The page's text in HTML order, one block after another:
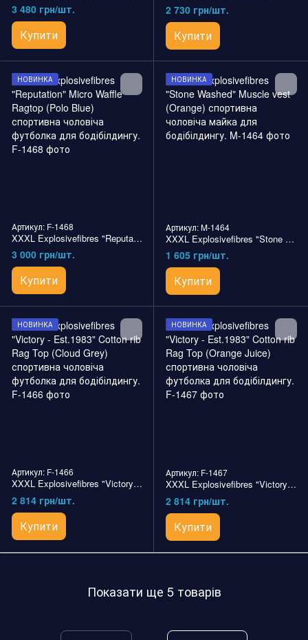
3 480 грн/шт.
Купити
2 730 грн/шт.
Купити
НОВИНКА
Артикул: F-1468
XXXL Explosivefibres "Reputation" Micro Waffle Ragtop (Polo Blue) спортивна чоловіча футболка для бодібілдингу.
3 000 грн/шт.
Купити
НОВИНКА
Артикул: M-1464
XXXL Explosivefibres "Stone Washed" Muscle vest (Orange) спортивна чоловіча майка для бодібілдингу.
1 605 грн/шт.
Купити
НОВИНКА
Артикул: F-1466
XXXL Explosivefibres "Victory - Est.1983" Cotton rib Rag Top (Cloud Grey) спортивна чоловіча футболка для бодібілдингу.
2 814 грн/шт.
Купити
НОВИНКА
Артикул: F-1467
XXXL Explosivefibres "Victory - Est.1983" Cotton rib Rag Top (Orange Juice) спортивна чоловіча футболка для бодібілдингу.
2 814 грн/шт.
Купити
Показати ще 5 товарів